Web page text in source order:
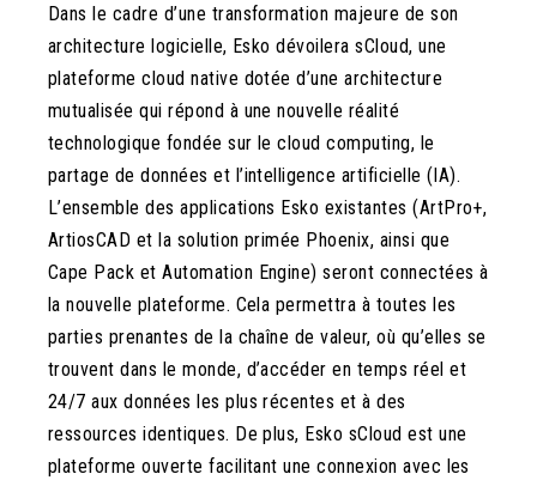
Dans le cadre d’une transformation majeure de son
architecture logicielle, Esko dévoilera sCloud, une
plateforme cloud native dotée d’une architecture
mutualisée qui répond à une nouvelle réalité
technologique fondée sur le cloud computing, le
partage de données et l’intelligence artificielle (IA).
L’ensemble des applications Esko existantes (ArtPro+,
ArtiosCAD et la solution primée Phoenix, ainsi que
Cape Pack et Automation Engine) seront connectées à
la nouvelle plateforme. Cela permettra à toutes les
parties prenantes de la chaîne de valeur, où qu’elles se
trouvent dans le monde, d’accéder en temps réel et
24/7 aux données les plus récentes et à des
ressources identiques. De plus, Esko sCloud est une
plateforme ouverte facilitant une connexion avec les